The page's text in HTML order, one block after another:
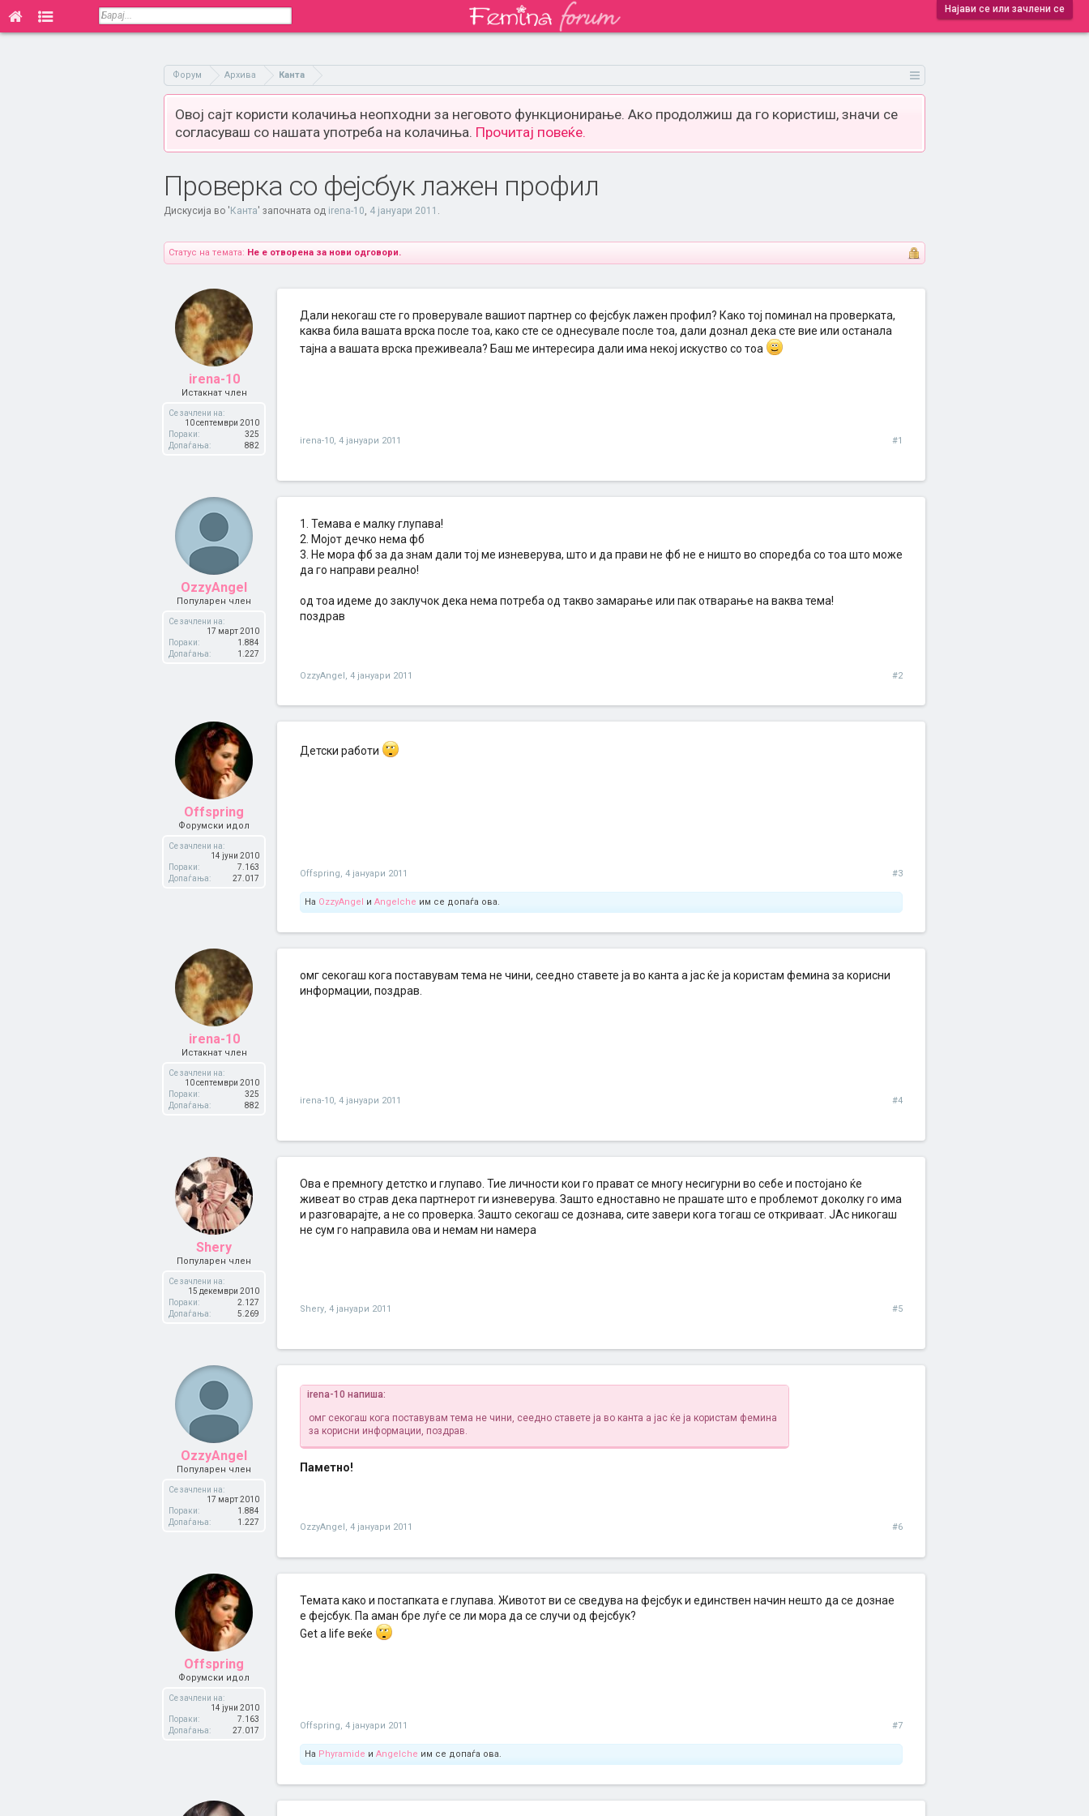
Најави се или зачлени се
Форум Архива Канта
Овој сајт користи колачиња неопходни за неговото функционирање. Ако продолжиш да го користиш, значи се
согласуваш со нашата употреба на колачиња. Прочитај повеќе.
Проверка со фејсбук лажен профил
Дискусија во ' Канта' започната од irena-10, 4 јануари 2011 .
Статус на темата: Не е отворена за нови одговори.
irena-10
Истакнат член
Се зачлени на:
10 септември 2010
Пораки:
325
Допаѓања:
882
Дали некогаш сте го проверувале вашиот партнер со фејсбук лажен профил? Како тој поминал на проверката,
каква била вашата врска после тоа, како сте се однесувале после тоа, дали дознал дека сте вие или останала
тајна а вашата врска преживеала? Баш ме интересира дали има некој искуство со тоа
irena-10, 4 јануари 2011 #1
OzzyAngel
Популарен член
Се зачлени на:
17 март 2010
Пораки:
1.884
Допаѓања:
1.227
1. Темава е малку глупава!
2. Мојот дечко нема фб
3. Не мора фб за да знам дали тој ме изневерува, што и да прави не фб не е ништо во споредба со тоа што може
да го направи реално!
од тоа идеме до заклучок дека нема потреба од такво замарање или пак отварање на ваква тема!
поздрав
OzzyAngel, 4 јануари 2011 #2
Offspring
Форумски идол
Се зачлени на:
14 јуни 2010
Пораки:
7.163
Допаѓања:
27.017
Детски работи
Offspring, 4 јануари 2011 #3
На OzzyAngel и Angelche им се допаѓа ова.
irena-10
Истакнат член
Се зачлени на:
10 септември 2010
Пораки:
325
Допаѓања:
882
омг секогаш кога поставувам тема не чини, сеедно ставете ја во канта а јас ќе ја користам фемина за корисни
информации, поздрав.
irena-10, 4 јануари 2011 #4
Shery
Популарен член
Се зачлени на:
15 декември 2010
Пораки:
2.127
Допаѓања:
5.269
Ова е премногу детстко и глупаво. Тие личности кои го прават се многу несигурни во себе и постојано ќе
живеат во страв дека партнерот ги изневерува. Зашто едноставно не прашате што е проблемот доколку го има
и разговарајте, а не со проверка. Зашто секогаш се дознава, сите завери кога тогаш се откриваат. ЈАс никогаш
не сум го направила ова и немам ни намера
Shery, 4 јануари 2011 #5
OzzyAngel
Популарен член
Се зачлени на:
17 март 2010
Пораки:
1.884
Допаѓања:
1.227
irena-10 напиша:
омг секогаш кога поставувам тема не чини, сеедно ставете ја во канта а јас ќе ја користам фемина
за корисни информации, поздрав.
Паметно!
OzzyAngel, 4 јануари 2011 #6
Offspring
Форумски идол
Се зачлени на:
14 јуни 2010
Пораки:
7.163
Допаѓања:
27.017
Темата како и постапката е глупава. Животот ви се сведува на фејсбук и единствен начин нешто да се дознае
е фејсбук. Па аман бре луѓе се ли мора да се случи од фејсбук?
Get a life веќе
Offspring, 4 јануари 2011 #7
На Phyramide и Angelche им се допаѓа ова.